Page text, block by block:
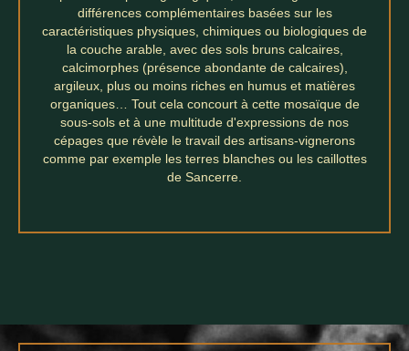
différences complémentaires basées sur les
caractéristiques physiques, chimiques ou biologiques de
la couche arable, avec des sols bruns calcaires,
calcimorphes (présence abondante de calcaires),
argileux, plus ou moins riches en humus et matières
organiques… Tout cela concourt à cette mosaïque de
sous-sols et à une multitude d'expressions de nos
cépages que révèle le travail des artisans-vignerons
comme par exemple les terres blanches ou les caillottes
de Sancerre.